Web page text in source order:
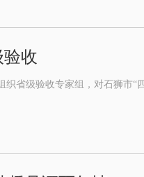
验收
省级验收专家组，对石狮市“